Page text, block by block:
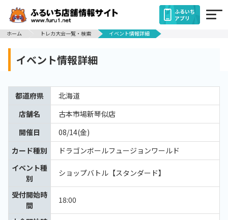
ふるいち
アプリ
ホーム
トレカ大会一覧・検索 イベント情報詳細
イベント情報詳細
都道府県
北海道
店舗名
古本市場新琴似店
開催日
08/14(金)
カード種別
ドラゴンボールフュージョンワールド
イベント種
別
ショップバトル【スタンダード】
受付開始時
間
18:00